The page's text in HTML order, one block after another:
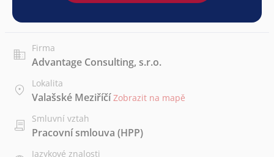
Firma
Advantage Consulting, s.r.o.
Lokalita
Valašské Meziříčí Zobrazit na mapě
Smluvní vztah
Pracovní smlouva (HPP)
Jazykové znalosti